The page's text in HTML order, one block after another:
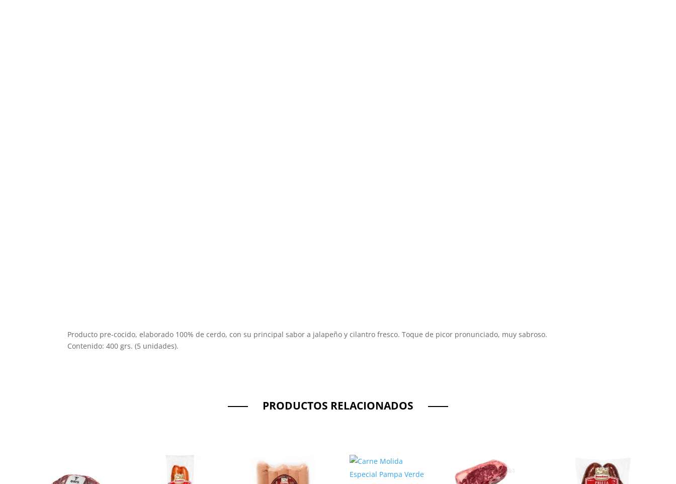
Producto pre-cocido, elaborado 100% de cerdo, con su principal sabor a jalapeño y cilantro fresco. Toque de picor pronunciado, muy sabroso.
Contenido: 400 grs. (5 unidades).
PRODUCTOS RELACIONADOS